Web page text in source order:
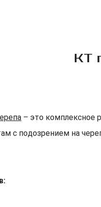
КТ
– это комплексное
с подозрением на